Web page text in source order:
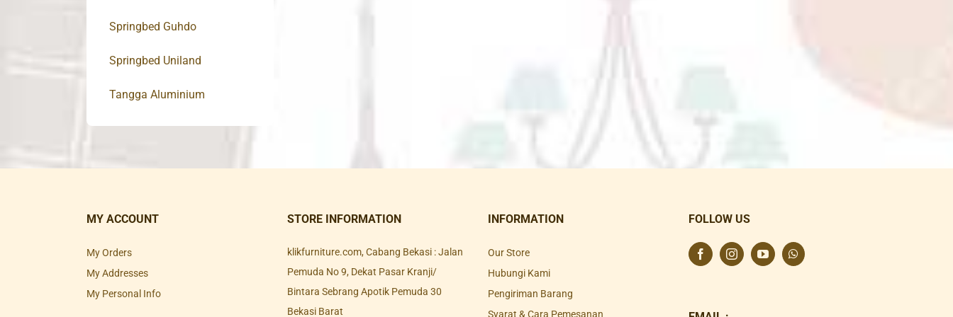
Springbed Guhdo
Springbed Uniland
Tangga Aluminium
MY ACCOUNT
My Orders
My Addresses
My Personal Info
STORE INFORMATION
klikfurniture.com, Cabang Bekasi : Jalan
Pemuda No 9, Dekat Pasar Kranji/
Bintara Sebrang Apotik Pemuda 30
Bekasi Barat
INFORMATION
Our Store
Hubungi Kami
Pengiriman Barang
Syarat & Cara Pemesanan
FOLLOW US